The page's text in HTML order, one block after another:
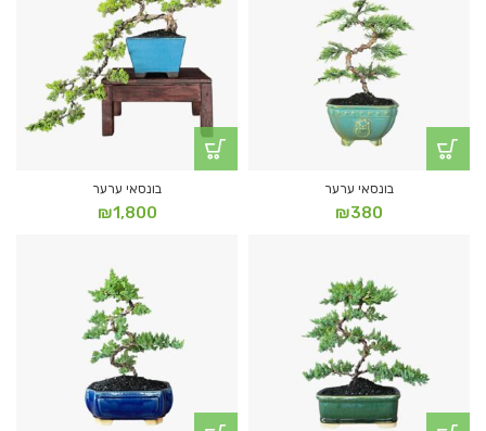
בונסאי ערער
₪380
בונסאי ערער
₪1,800